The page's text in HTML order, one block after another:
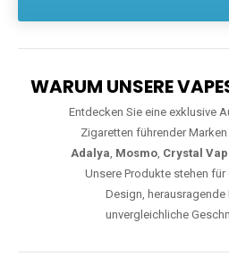
WARUM UNSERE
Entdecken Sie eine exklusive
Zigaretten führender
Adalya, Mosmo, Crystal
Unsere Produkte stehen
Design, herausragende
unvergleichliche